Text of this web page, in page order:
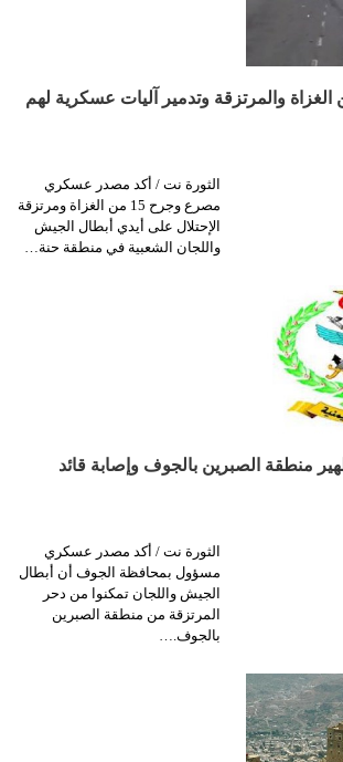
وجرح 15 من الغزاة والمرتزقة وتدمير آليات عسكرية لهم
الثورة نت / أكد مصدر عسكري
مصرع وجرح 15 من الغزاة ومرتزقة
الإحتلال على أيدي أبطال الجيش
واللجان الشعبية في منطقة حنة…
منطقة الصبرين بالجوف وإصابة قائد
الثورة نت / أكد مصدر عسكري
مسؤول بمحافظة الجوف أن أبطال
الجيش واللجان تمكنوا من دحر
المرتزقة من منطقة الصبرين
بالجوف.…